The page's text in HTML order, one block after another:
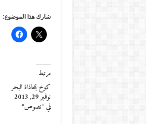
شارك هذا الموضوع:
مرتبط
كوخ بمحاذاة البحر
نوفمبر 29, 2013
في "نصوص"